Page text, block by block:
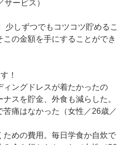
ービス）
少しずつでもコツコツ貯めるこ
の金額を手にすることができ
！
ィングドレスが着たかったの
スを貯金、外食も減らした。
苦痛はなかった（女性／26歳／
ための費用。毎日学食か自炊で